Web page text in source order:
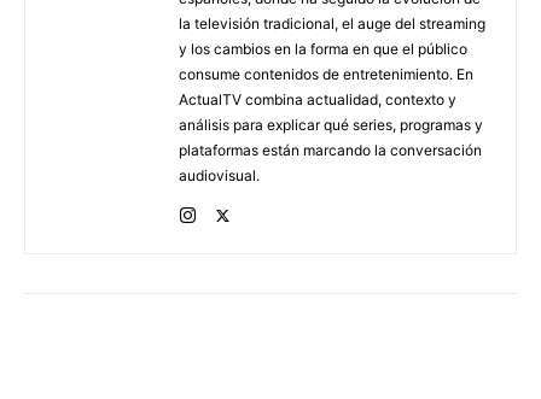
la televisión tradicional, el auge del streaming
y los cambios en la forma en que el público
consume contenidos de entretenimiento. En
ActualTV combina actualidad, contexto y
análisis para explicar qué series, programas y
plataformas están marcando la conversación
audiovisual.